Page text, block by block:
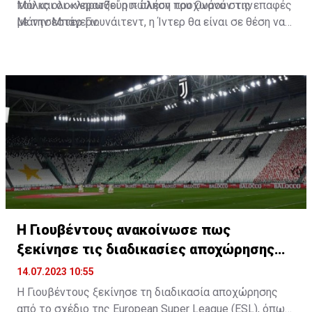
του και οι «νερατζούρι» πλέον προχωρούν τις επαφές
με την Μπάγερν.
Μόλις ολοκληρωθεί η πώληση του Ονάνα στην
Μάντσεστερ Γιουνάιτεντ, η Ίντερ θα είναι σε θέση να
Η Γιουβέντους ανακοίνωσε πως
ξεκίνησε τις διαδικασίες αποχώρησης
από την ESL
14.07.2023 10:55
Η Γιουβέντους ξεκίνησε τη διαδικασία αποχώρησης
από το σχέδιο της European Super League (ESL), όπως